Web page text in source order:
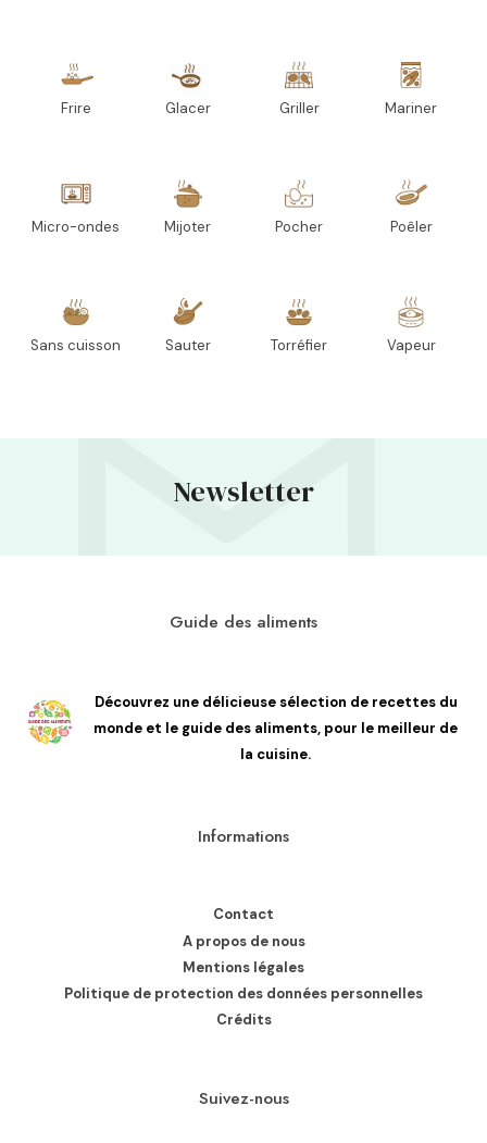
Frire Glacer Griller Mariner
Micro-ondes Mijoter Pocher Poêler
Sans cuisson Sauter Torréfier Vapeur
Newsletter
Guide des aliments
Découvrez une délicieuse sélection de recettes du
monde et le guide des aliments, pour le meilleur de
la cuisine.
Informations
Contact
A propos de nous
Mentions légales
Politique de protection des données personnelles
Crédits
Suivez-nous